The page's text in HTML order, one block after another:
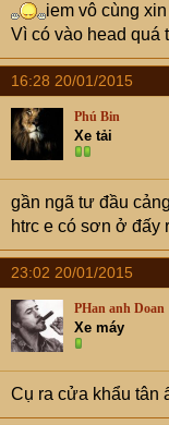
Chán không buồn
iem vô cùng
Vì có vào head quá
16:28 20/01/2015
Phú Bin
Xe tải
gần ngã tư đầu
htrc e có sơn ở đấy
23:02 20/01/2015
PHan anh Doan
Xe máy
Cụ ra cửa khẩu tân